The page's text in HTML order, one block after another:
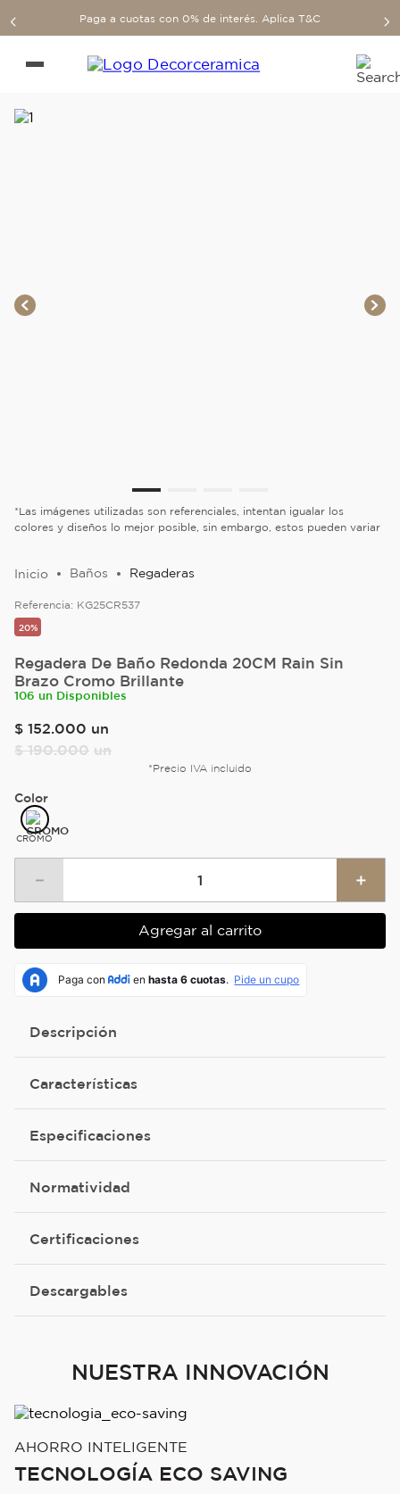
Paga a cuotas con 0% de interés. Aplica T&C
*Las imágenes utilizadas son referenciales, intentan igualar los
colores y diseños lo mejor posible, sin embargo, estos pueden variar
Baños Regaderas
Referencia: KG25CR537
20%
Regadera De Baño Redonda 20CM Rain Sin
Brazo Cromo Brillante
106 un Disponibles
$ 152.000 un
$ 190.000 un
*Precio IVA incluido
Color
CROMO
＋
－
Agregar al carrito
Descripción
Características
Especificaciones
Normatividad
Certificaciones
Descargables
NUESTRA INNOVACIÓN
AHORRO INTELIGENTE
TECNOLOGÍA ECO SAVING